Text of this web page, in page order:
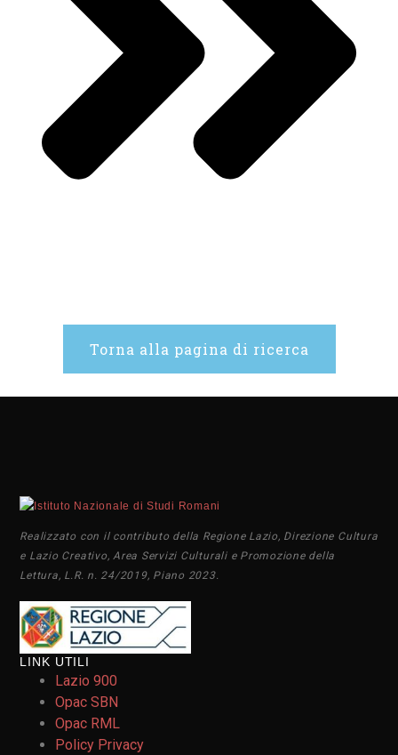
Torna alla pagina di ricerca
Realizzato con il contributo della Regione Lazio, Direzione Cultura
e Lazio Creativo, Area Servizi Culturali e Promozione della
Lettura, L.R. n. 24/2019, Piano 2023.
LINK UTILI
Lazio 900
Opac SBN
Opac RML
Policy Privacy